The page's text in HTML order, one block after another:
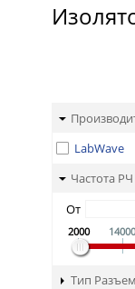
LabWave
Частота
От
2000 14000
Тип